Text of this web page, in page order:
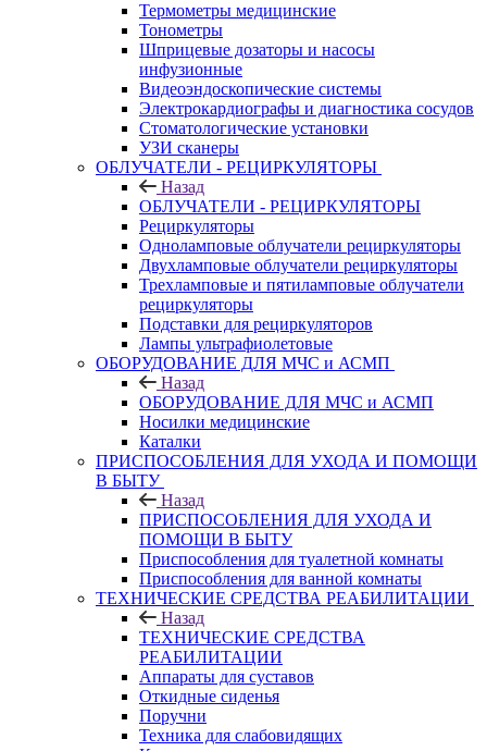
Термометры медицинские
Тонометры
Шприцевые дозаторы и насосы
инфузионные
Видеоэндоскопические системы
Электрокардиографы и диагностика сосудов
Стоматологические установки
УЗИ сканеры
ОБЛУЧАТЕЛИ - РЕЦИРКУЛЯТОРЫ
Назад
ОБЛУЧАТЕЛИ - РЕЦИРКУЛЯТОРЫ
Рециркуляторы
Одноламповые облучатели рециркуляторы
Двухламповые облучатели рециркуляторы
Трехламповые и пятиламповые облучатели
рециркуляторы
Подставки для рециркуляторов
Лампы ультрафиолетовые
ОБОРУДОВАНИЕ ДЛЯ МЧС и АСМП
Назад
ОБОРУДОВАНИЕ ДЛЯ МЧС и АСМП
Носилки медицинские
Каталки
ПРИСПОСОБЛЕНИЯ ДЛЯ УХОДА И ПОМОЩИ
В БЫТУ
Назад
ПРИСПОСОБЛЕНИЯ ДЛЯ УХОДА И
ПОМОЩИ В БЫТУ
Приспособления для туалетной комнаты
Приспособления для ванной комнаты
ТЕХНИЧЕСКИЕ СРЕДСТВА РЕАБИЛИТАЦИИ
Назад
ТЕХНИЧЕСКИЕ СРЕДСТВА
РЕАБИЛИТАЦИИ
Аппараты для суставов
Откидные сиденья
Поручни
Техника для слабовидящих